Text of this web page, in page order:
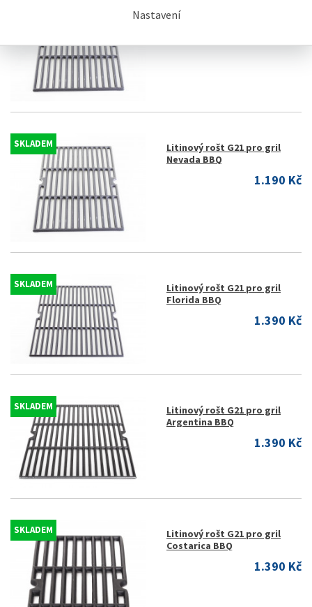
NastaveníLitinový rošt G21 pro gril
Arizona BBQ
SKLADEM
Litinový rošt G21 pro gril
Nevada BBQ
1.190 Kč
SKLADEM
Litinový rošt G21 pro gril
Florida BBQ
1.390 Kč
SKLADEM
Litinový rošt G21 pro gril
Argentina BBQ
1.390 Kč
SKLADEM
Litinový rošt G21 pro gril
Costarica BBQ
1.390 Kč